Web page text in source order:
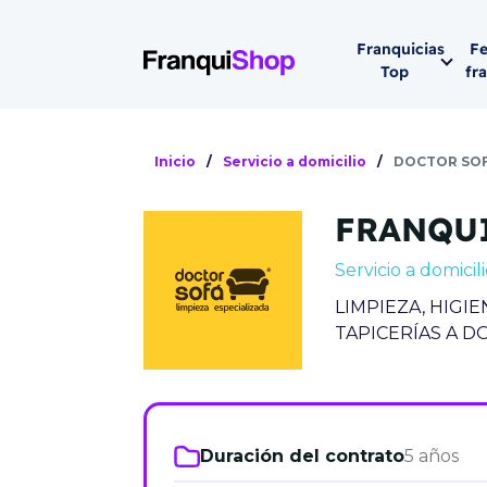
Franquicias
Top
Hostelería
Estética y
Vending08-
IFEMA -
España)
Lleva tu
Inicio / Servicio a domicilio / DOCTOR
Servicio a
LIMPIEZA,
TAPICERÍAS A
Duración del contrato5 años